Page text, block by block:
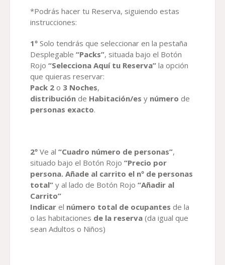
*Podrás hacer tu Reserva, siguiendo estas
instrucciones:
1º Solo tendrás que seleccionar en la pestaña
Desplegable “Packs”, situada bajo el Botón
Rojo “Selecciona Aquí tu Reserva” la opción
que quieras reservar:
Pack 2 o 3 Noches,
distribución de Habitación/es y número de
personas exacto.
2º Ve al “Cuadro número de personas”,
situado bajo el Botón Rojo “Precio por
persona. Añade al carrito el nº de personas
total” y al lado de Botón Rojo “Añadir al
Carrito”
Indicar el número total de ocupantes de la
o las habitaciones de la reserva (da igual que
sean Adultos o Niños)